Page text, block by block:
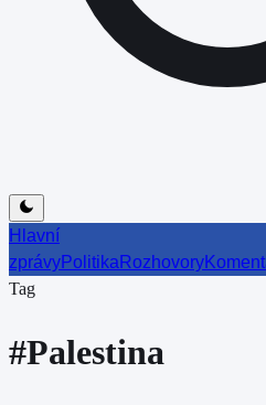
Hlavní
zprávyPolitika Rozhovory
Tag
#Palestina